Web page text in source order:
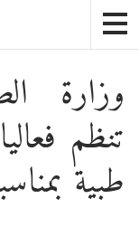
وزارة
تنظم
طبية